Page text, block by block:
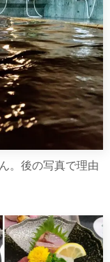
。後の写真で理由